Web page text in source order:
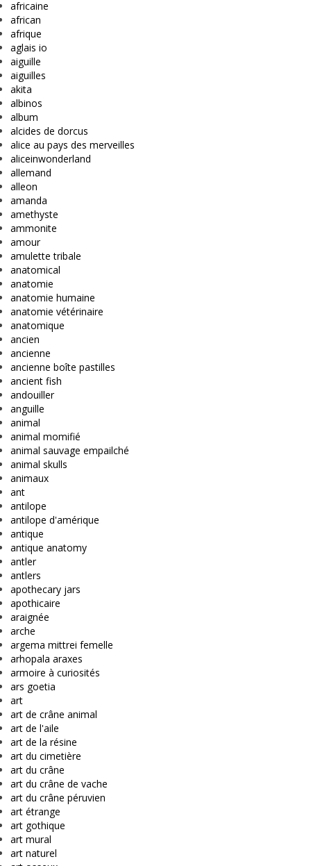
africaine
african
afrique
aglais io
aiguille
aiguilles
akita
albinos
album
alcides de dorcus
alice au pays des merveilles
aliceinwonderland
allemand
alleon
amanda
amethyste
ammonite
amour
amulette tribale
anatomical
anatomie
anatomie humaine
anatomie vétérinaire
anatomique
ancien
ancienne
ancienne boîte pastilles
ancient fish
andouiller
anguille
animal
animal momifié
animal sauvage empailché
animal skulls
animaux
ant
antilope
antilope d'amérique
antique
antique anatomy
antler
antlers
apothecary jars
apothicaire
araignée
arche
argema mittrei femelle
arhopala araxes
armoire à curiosités
ars goetia
art
art de crâne animal
art de l'aile
art de la résine
art du cimetière
art du crâne
art du crâne de vache
art du crâne péruvien
art étrange
art gothique
art mural
art naturel